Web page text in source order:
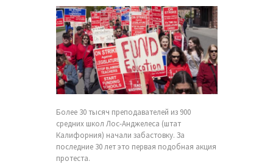
Более 30 тысяч преподавателей из 900
средних школ Лос-Анджелеса (штат
Калифорния) начали забастовку. За
последние 30 лет это первая подобная акция
протеста.